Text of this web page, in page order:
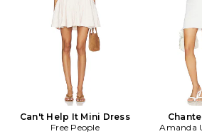
Can't Help It Mini Dress
Free People
Amanda